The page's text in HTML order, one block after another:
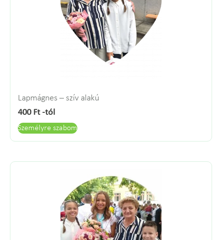
Lapmágnes – szív alakú
400 Ft-tól
Személyre szabom